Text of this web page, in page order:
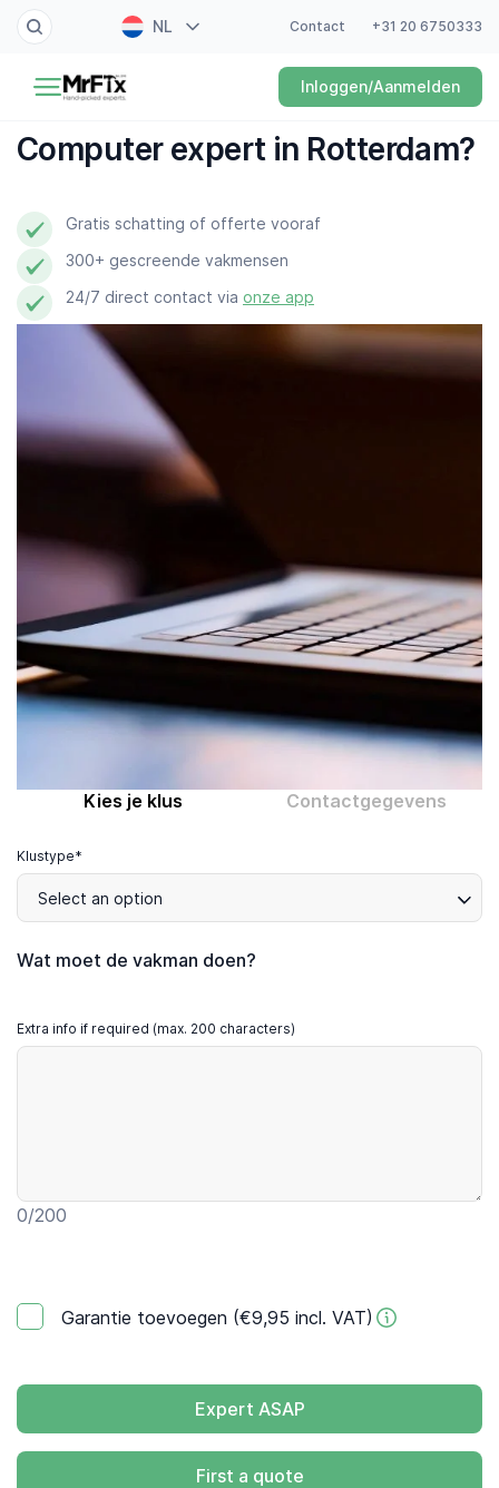
NL
ES
Contact +31 20 6750333
Inloggen/Aanmelden
Schilder
Elektricien
Loodgieter
Slotenmaker
Witgoedmonteur
Schoonmaker
Help
Over MrFix
Log in als vakman
Computer expert in Rotterdam?
Gratis schatting of offerte vooraf
300+ gescreende vakmensen
24/7 direct contact via onze app
Kies je klus Contactgegevens
Klustype*
Select an option
Wat moet de vakman doen?
Extra info if required (max. 200 characters)
0/200
Garantie toevoegen (€9,95 incl. VAT)
Expert ASAP
First a quote